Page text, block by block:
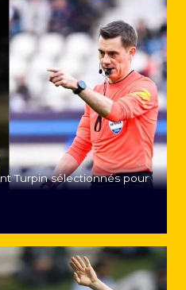
Turpin sélectionnés pour